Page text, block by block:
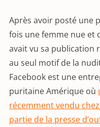
Après avoir posté une
fois une femme nue et
avait vu sa publication
au seul motif de la
Facebook est une
puritaine Amérique où
récemment vendu
partie de la presse